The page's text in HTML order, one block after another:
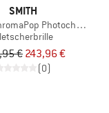
SMITH
Photochromic
€ 243,96 €
(0)